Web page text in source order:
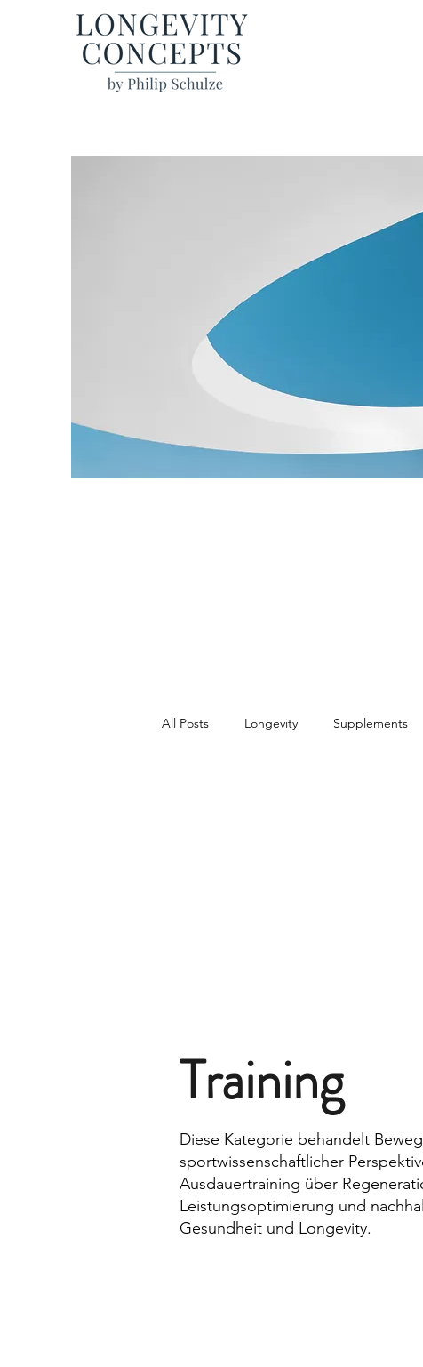
All Posts Longevity Supplements
Training
Diese Kategorie behandelt
sportwissenschaftlicher
Ausdauertraining über
Leistungsoptimierung und
Gesundheit und Longevity.